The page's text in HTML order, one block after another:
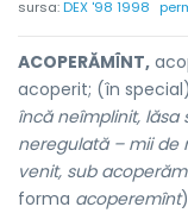
sursa:DEX '98 1998
ACOPERĂMÎ́NT,
acoperit; (în
încă neîmplinit,
neregulată – mii de
venit, sub
forma acoperemînt)